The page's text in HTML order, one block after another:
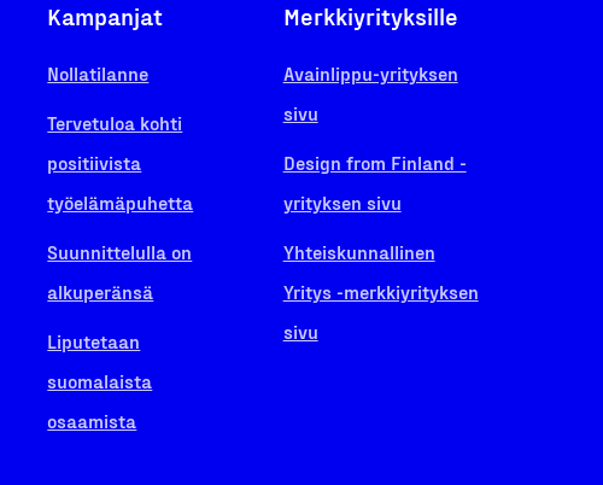
Kampanjat
Nollatilanne
Tervetuloa kohti
positiivista
työelämäpuhetta
Suunnittelulla on
alkuperänsä
Liputetaan
suomalaista
osaamista
Merkkiyrityksille
Avainlippu-yrityksen
sivu
Design from Finland -
yrityksen sivu
Yhteiskunnallinen
Yritys -merkkiyrityksen
sivu